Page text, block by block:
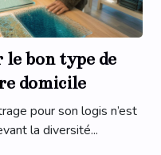
bon type de
domicile
pour son logis n’est
la diversité...